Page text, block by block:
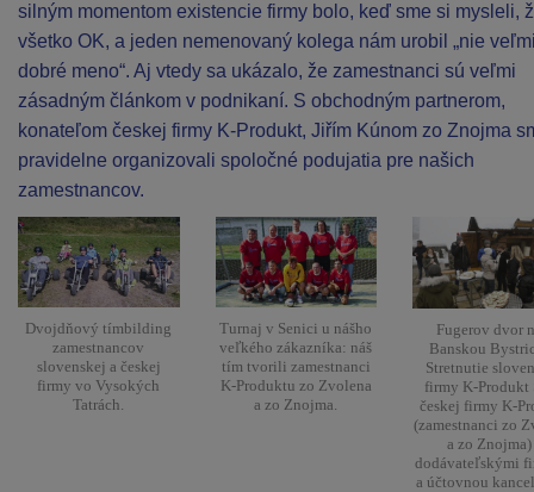
silným momentom existencie firmy bolo, keď sme si mysleli,
všetko OK, a jeden nemenovaný kolega nám urobil „nie
dobré meno“. Aj vtedy sa ukázalo, že zamestnanci sú veľmi
zásadným článkom v podnikaní. S obchodným partnerom,
konateľom českej firmy K-Produkt, Jiřím Kúnom zo Znojma
pravidelne organizovali spoločné podujatia pre našich
zamestnancov.
Dvojdňový tímbilding
zamestnancov
slovenskej a českej
firmy vo Vysokých
Tatrách.
Turnaj v Senici u nášho
veľkého zákazníka: náš
tím tvorili zamestnanci
K-Produktu zo Zvolena
a zo Znojma.
Fugerov dvor
Banskou
Stretnutie
firmy K-Produkt
českej firmy K-
(zamestnanci zo
a zo Znojma)
dodávateľskými
a účtovnou